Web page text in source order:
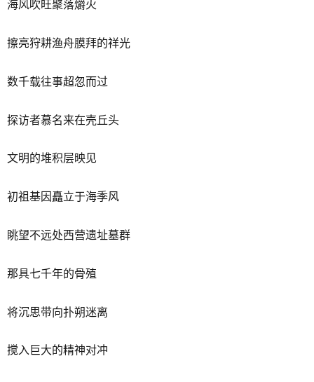
海风吹旺聚落爝火
擦亮狩耕渔舟膜拜的祥光
数千载往事超忽而过
探访者慕名来在壳丘头
文明的堆积层映见
初祖基因矗立于海季风
眺望不远处西营遗址墓群
那具七千年的骨殖
将沉思带向扑朔迷离
搅入巨大的精神对冲